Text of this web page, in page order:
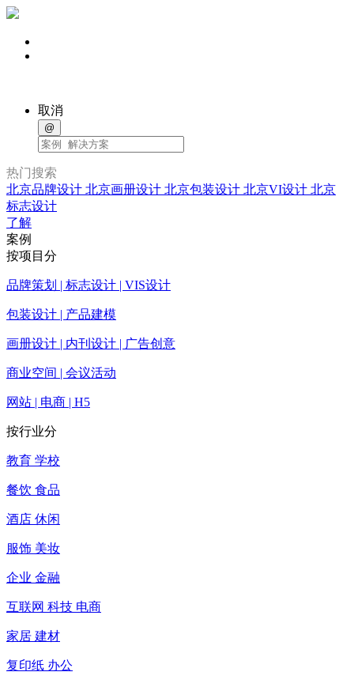
取消
@
热门搜索
北京品牌设计 北京画册设计 北京包装设计 北京VI设计 北京
标志设计
了解
案例
按项目分
品牌策划 | 标志设计 | VIS设计
包装设计 | 产品建模
画册设计 | 内刊设计 | 广告创意
商业空间 | 会议活动
网站 | 电商 | H5
按行业分
教育 学校
餐饮 食品
酒店 休闲
服饰 美妆
企业 金融
互联网 科技 电商
家居 建材
复印纸 办公